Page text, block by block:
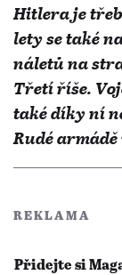
Hitlera je
lety se také
náletů na
Třetí říše.
také díky ní
Rudé
REKLAMA
Přidejte si